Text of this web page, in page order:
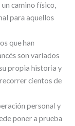
camino físico,
para aquellos
que han
son variados
propia historia y
cientos de
personal y
poner a prueba